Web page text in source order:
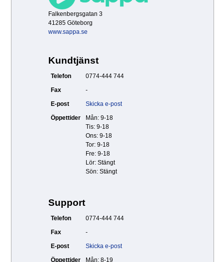
Falkenbergsgatan 3
41285 Göteborg
www.sappa.se
Kundtjänst
Telefon
0774-444 744
Fax
-
E-post
Skicka e-post
Öppettider
Mån: 9-18
Tis: 9-18
Ons: 9-18
Tor: 9-18
Fre: 9-18
Lör: Stängt
Sön: Stängt
Support
Telefon
0774-444 744
Fax
-
E-post
Skicka e-post
Öppettider
Mån: 8-19